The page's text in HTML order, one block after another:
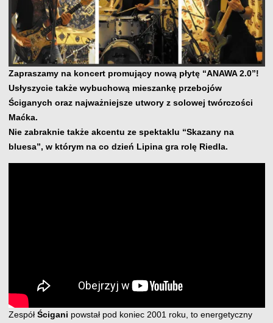
Zapraszamy na koncert promujący nową płytę “ANAWA 2.0”!
Usłyszycie także wybuchową mieszankę przebojów
Ściganych oraz najważniejsze utwory z solowej twórczości
Maćka.
Nie zabraknie także akcentu ze spektaklu “Skazany na
bluesa”, w którym na co dzień Lipina gra rolę Riedla.
Zespół Ścigani powstał pod koniec 2001 roku, to energetyczny